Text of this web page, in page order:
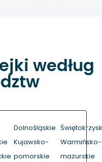
według
Dolnośląskie
Kujawsko-
pomorskie
Warmińsko-
mazurskie